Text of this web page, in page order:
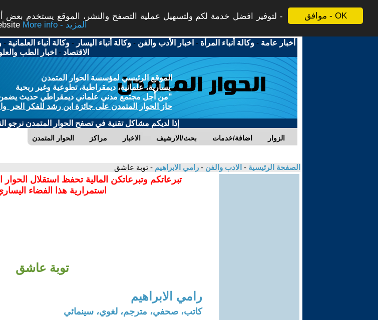
موافق - OK
لتوفير افضل خدمة لكم ولتسهيل عملية التصفح والنشر، الموقع يستخدم بعض
More info - المزيد
أخبار عامة -وكالة أنباء المرأة - اخبار الأدب والفن -وكالة أنباء اليسار -وكالة أنباء العلمانية -
الاقتصاد - اخبار الطب
الموقع الرئيسي لمؤسسة الحوار المتمدن
يسارية، علمانية، ديمقراطية، تطوعية وغير ربحية
"من أجل مجتمع مدني علماني ديمقراطي حديث يضمن
حاز الحوار المتمدن على جائزة ابن رشد للفكر الحر
إذا لديكم مشاكل تقنية في تصفح الحوار المتمدن نرجو
الحوار المتمدن مراكز الاخبار بحث/الارشيف اضافة/خدمات الزوار
الصفحة الرئيسية - الادب والفن - رامي الابراهيم - توبة عاشق
تبرعاتكم وتبرعاتكن المالية تحفظ استقلال
استمرارية هذا الفضاء
توبة عاشق
رامي الابراهيم
كاتب، صحفي، مترجم، لغوي، سينمائي